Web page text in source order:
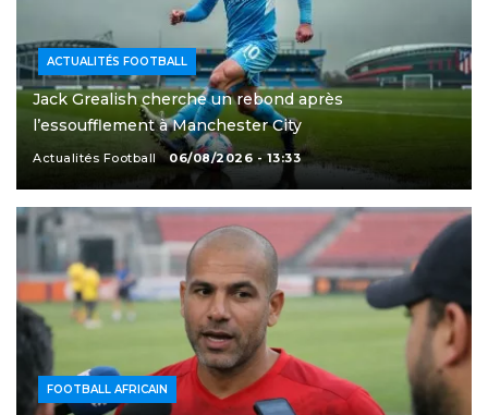
ACTUALITÉS FOOTBALL
Jack Grealish cherche un rebond après
l’essoufflement à Manchester City
Actualités Football 06/08/2026 - 13:33
FOOTBALL AFRICAIN